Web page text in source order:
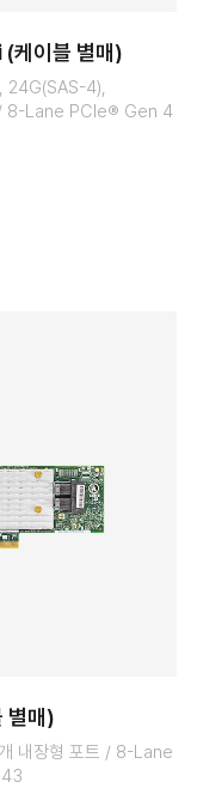
이블 별매)
24G(SAS-4),
/ 8-Lane PCIe® Gen 4
별매)
내장형 포트 / 8-Lane